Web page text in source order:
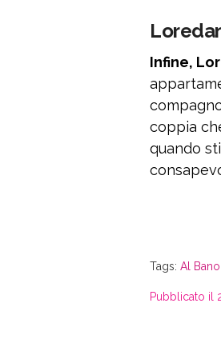
Infine,
coppia
quando
Tags: Al Bano
Pubblicato il